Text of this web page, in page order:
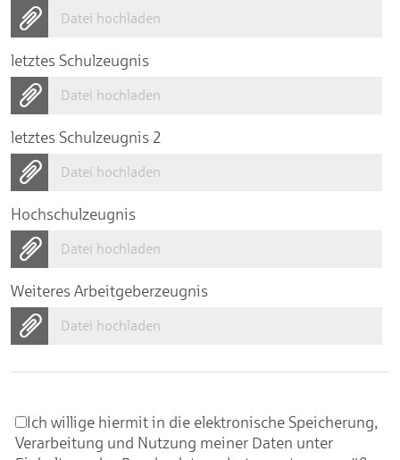
Datei hochladen
letztes Schulzeugnis
Datei hochladen
letztes Schulzeugnis 2
Datei hochladen
Hochschulzeugnis
Datei hochladen
Weiteres Arbeitgeberzeugnis
Datei hochladen
Ich willige hiermit in die elektronische Speicherung,
Verarbeitung und Nutzung meiner Daten unter